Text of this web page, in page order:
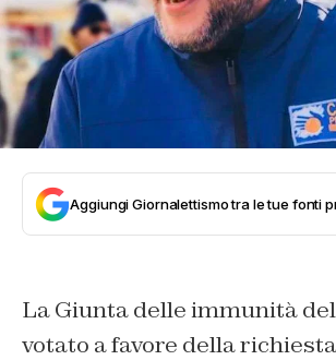
Aggiungi Giornalettismo tra le tue fonti
La Giunta delle immunità
votato a favore della